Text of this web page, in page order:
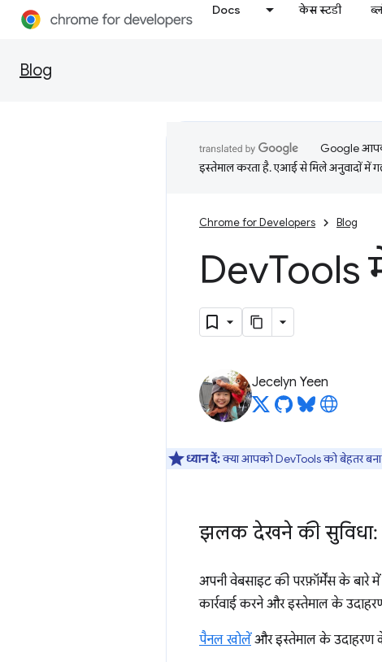
Docs केस स्टडी
Blog
Google
इस्तेमाल करता है. एआई से मिले अनुवादों में
Chrome for Developers Blog
DevTools
Jecelyn Yeen
ध्यान दें:क्या आपको DevTools को बेहतर
झलक देखने की सुविधा:
अपनी वेबसाइट की परफ़ॉर्मेंस के बारे
कार्रवाई करने और इस्तेमाल के
पैनल खोलें और इस्तेमाल के उदाहरण